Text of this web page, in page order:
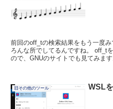
前回のoff_tの検索結果をもう一度
ろんな所でしてるんですね。 off_t
ので、GNUのサイトでも見てみま
旧その他のツール WSL